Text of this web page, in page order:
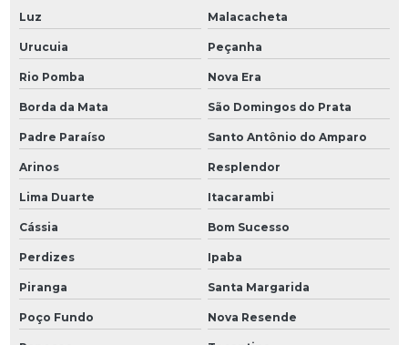
Luz Malacacheta
Urucuia Peçanha
Rio Pomba Nova Era
Borda da Mata São Domingos do Prata
Padre Paraíso Santo Antônio do Amparo
Arinos Resplendor
Lima Duarte Itacarambi
Cássia Bom Sucesso
Perdizes Ipaba
Piranga Santa Margarida
Poço Fundo Nova Resende